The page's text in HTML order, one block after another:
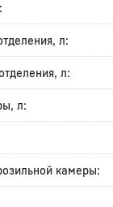
л:
л:
л:
камеры: